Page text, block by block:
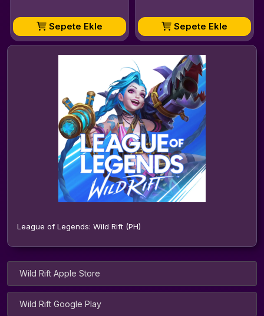
Sepete Ekle Sepete Ekle
League of Legends: Wild Rift (PH)
Wild Rift Apple Store
Wild Rift Google Play